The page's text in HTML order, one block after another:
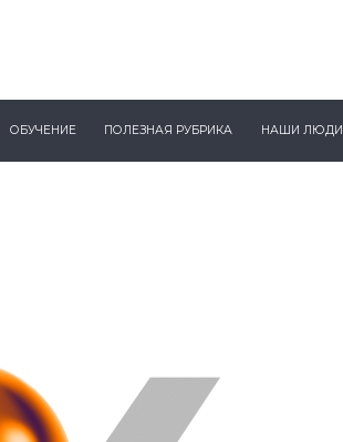
ОБУЧЕНИЕ ПОЛЕЗНАЯ РУБРИКА НАШИ ЛЮДИ